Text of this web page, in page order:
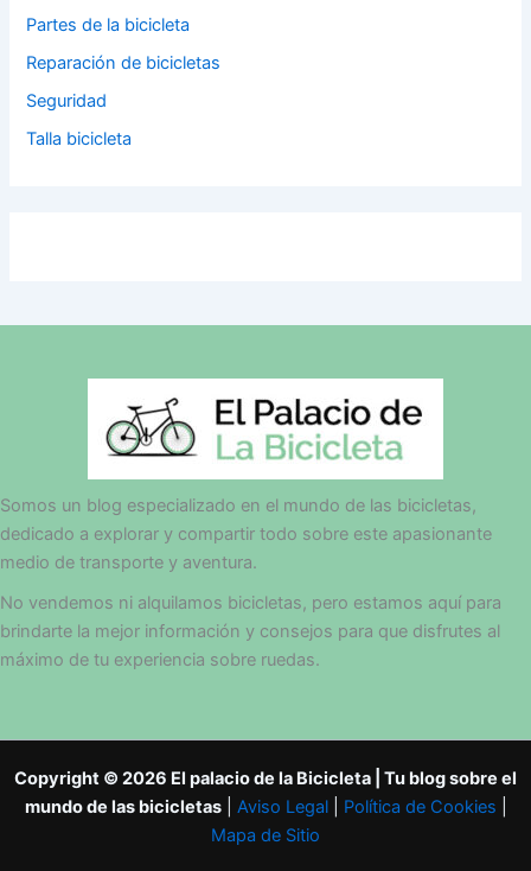
Partes de la bicicleta
Reparación de bicicletas
Seguridad
Talla bicicleta
Somos un blog especializado en el mundo de las bicicletas,
dedicado a explorar y compartir todo sobre este apasionante
medio de transporte y aventura.
No vendemos ni alquilamos bicicletas, pero estamos aquí para
brindarte la mejor información y consejos para que disfrutes al
máximo de tu experiencia sobre ruedas.
Copyright © 2026 El palacio de la Bicicleta | Tu blog sobre el
mundo de las bicicletas| Aviso Legal| Política de Cookies
Mapa de Sitio